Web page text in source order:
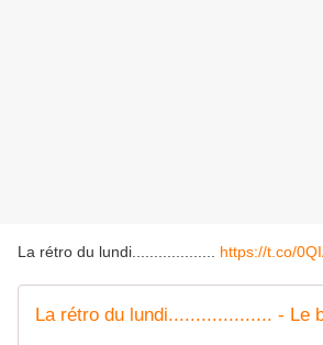
La rétro du lundi................... https://t.co/